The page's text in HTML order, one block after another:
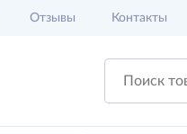
Отзывы Контакты